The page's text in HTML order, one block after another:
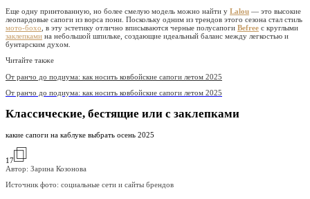
Еще одну принтованную, но более смелую модель можно найти у Lalou — это высокие
леопардовые сапоги из ворса пони. Поскольку одним из трендов этого сезона стал стиль
мото-бохо , в эту эстетику отлично вписываются черные полусапоги Befree с круглыми
заклепками на небольшой шпильке, создающие идеальный баланс между легкостью и
бунтарским духом.
Читайте также
От ранчо до подиума: как носить ковбойские сапоги летом 2025
От ранчо до подиума: как носить ковбойские сапоги летом 2025
Классические, бестящие или с заклепками
какие сапоги на каблуке выбрать осень 2025
17
Автор: Зарина Козонова
Источник фото: социальные сети и сайты брендов